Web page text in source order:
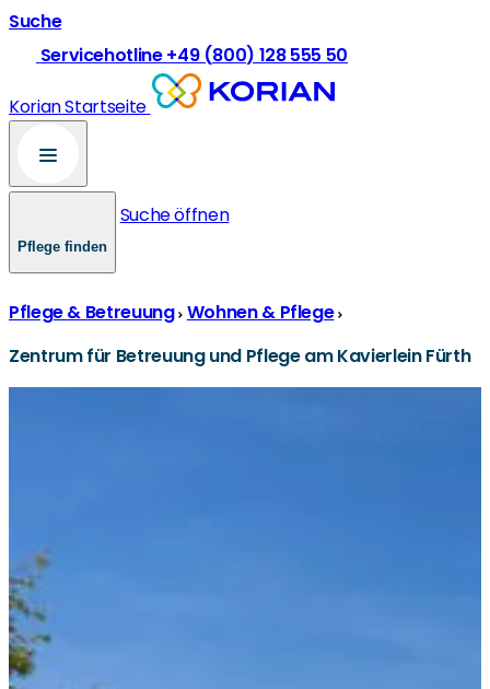
Suche
Servicehotline +49 (800) 128 555 50
Korian Startseite
Pflege finden
Suche öffnen
Pflege & Betreuung Wohnen & Pflege
Zentrum für Betreuung und Pflege am Kavierlein Fürth